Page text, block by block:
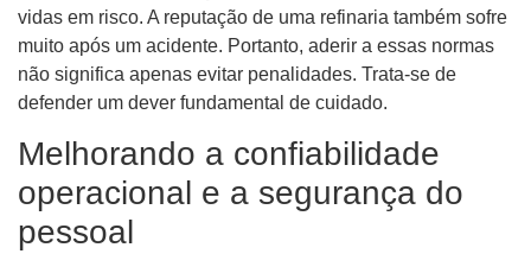
vidas em risco. A reputação de uma refinaria também sofre
muito após um acidente. Portanto, aderir a essas normas
não significa apenas evitar penalidades. Trata-se de
defender um dever fundamental de cuidado.
Melhorando a confiabilidade
operacional e a segurança do
pessoal